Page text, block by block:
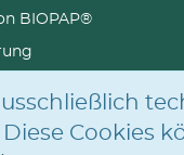
Cookies
BIOPAP®